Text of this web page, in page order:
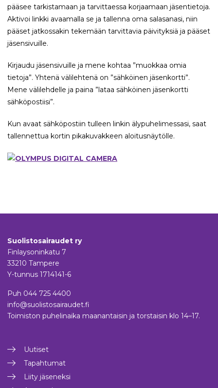
pääsee tarkistamaan ja tarvittaessa korjaamaan jäsentietoja.
Aktivoi linkki avaamalla se ja tallenna oma salasanasi, niin
pääset jatkossakin tekemään tarvittavia päivityksiä ja pääset
jäsensivuille.
Kirjaudu jäsensivuille ja mene kohtaa ”muokkaa omia
tietoja”. Yhtenä välilehtenä on ”sähköinen jäsenkortti”.
Mene välilehdelle ja paina ”lataa sähköinen jäsenkortti
sähköpostiisi”.
Kun avaat sähköpostiin tulleen linkin älypuhelimessasi, saat
tallennettua kortin pikakuvakkeen aloitusnäytölle.
Suolistosairaudet ry
Finlaysoninkatu 7
33210 Tampere
Y-tunnus 1714141-6
Puh 044 725 4400
info@suolistosairaudet.fi
Toimiston puhelinaika maanantaisin ja torstaisin klo 14–17.
Uutiset
Tapahtumat
Liity jäseneksi